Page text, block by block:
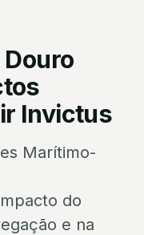
Invictus
Marítimo-
do
e na